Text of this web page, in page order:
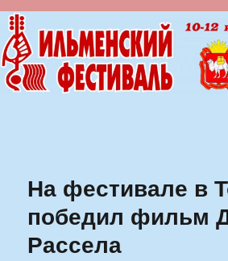
Ильменский
На фестивале в
победил фильм
Рассела